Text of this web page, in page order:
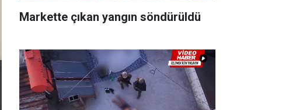
Markette çıkan yangın söndürüldü